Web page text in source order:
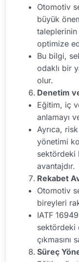
Otomotiv
büyük
taleplerinin
optimize
Bu bilgi,
odaklı bir
olur.
Denetim
Eğitim, iç
anlamayı
Ayrıca,
yönetimi
sektördeki
avantajdır.
Rekabet
Otomotiv
bireyleri
IATF
sektördeki
çıkmasını
Süreç